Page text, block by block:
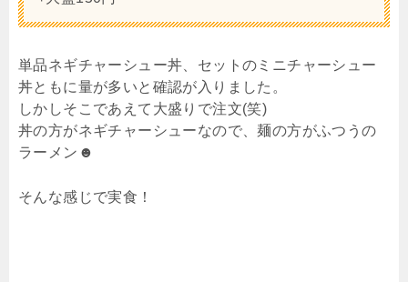
単品ネギチャーシュー丼、セットのミニチャーシュー
丼ともに量が多いと確認が入りました。
しかしそこであえて大盛りで注文(笑)
丼の方がネギチャーシューなので、麺の方がふつうの
ラーメン☻
そんな感じで実食！